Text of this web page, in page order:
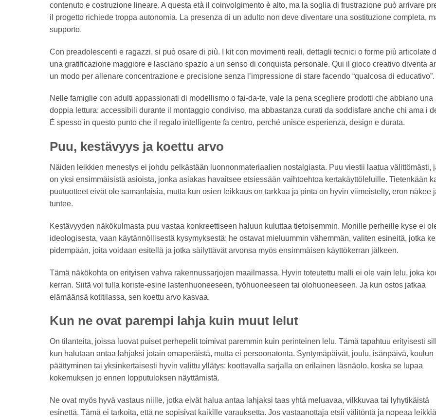
contenuto e costruzione lineare. A questa età il coinvolgimento è alto, ma la soglia di frustrazione può arrivare
il progetto richiede troppa autonomia. La presenza di un adulto non deve diventare una sostituzione completa,
supporto.
Con preadolescenti e ragazzi, si può osare di più. I kit con movimenti reali, dettagli tecnici o forme più articolate
una gratificazione maggiore e lasciano spazio a un senso di conquista personale. Qui il gioco creativo diventa
un modo per allenare concentrazione e precisione senza l’impressione di stare facendo “qualcosa di educativo”.
Nelle famiglie con adulti appassionati di modellismo o fai-da-te, vale la pena scegliere prodotti che abbiano una
doppia lettura: accessibili durante il montaggio condiviso, ma abbastanza curati da soddisfare anche chi ama i
È spesso in questo punto che il regalo intelligente fa centro, perché unisce esperienza, design e durata.
Puu, kestävyys ja koettu arvo
Näiden leikkien menestys ei johdu pelkästään luonnonmateriaalien nostalgiasta. Puu viestii laatua välittömästi,
on yksi ensimmäisistä asioista, jonka asiakas havaitsee etsiessään vaihtoehtoa kertakäyttöleluille. Tietenkään
puutuotteet eivät ole samanlaisia, mutta kun osien leikkaus on tarkkaa ja pinta on hyvin viimeistelty, eron näkee
tuntee.
Kestävyyden näkökulmasta puu vastaa konkreettiseen haluun kuluttaa tietoisemmin. Monille perheille kyse ei
ideologisesta, vaan käytännöllisestä kysymyksestä: he ostavat mieluummin vähemmän, valiten esineitä, jotka
pidempään, joita voidaan esitellä ja jotka säilyttävät arvonsa myös ensimmäisen käyttökerran jälkeen.
Tämä näkökohta on erityisen vahva rakennussarjojen maailmassa. Hyvin toteutettu malli ei ole vain lelu, joka
kerran. Siitä voi tulla koriste-esine lastenhuoneeseen, työhuoneeseen tai olohuoneeseen. Ja kun ostos jatkaa
elämäänsä kotitilassa, sen koettu arvo kasvaa.
Kun ne ovat parempi lahja kuin muut lelut
On tilanteita, joissa luovat puiset perhepelit toimivat paremmin kuin perinteinen lelu. Tämä tapahtuu erityisesti
kun halutaan antaa lahjaksi jotain omaperäistä, mutta ei persoonatonta. Syntymäpäivät, joulu, isänpäivä, koulun
päättyminen tai yksinkertaisesti hyvin valittu yllätys: koottavalla sarjalla on erilainen läsnäolo, koska se lupaa
kokemuksen jo ennen lopputuloksen näyttämistä.
Ne ovat myös hyvä vastaus niille, jotka eivät halua antaa lahjaksi taas yhtä meluavaa, vilkkuvaa tai lyhytikäistä
esinettä. Tämä ei tarkoita, että ne sopisivat kaikille varauksetta. Jos vastaanottaja etsii välitöntä ja nopeaa